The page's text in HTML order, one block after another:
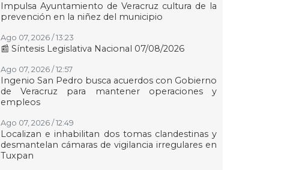
Impulsa Ayuntamiento de Veracruz cultura de la
prevención en la niñez del municipio
Ago 07, 2026 / 13:23
📰 Síntesis Legislativa Nacional 07/08/2026
Ago 07, 2026 / 12:57
Ingenio San Pedro busca acuerdos con Gobierno
de Veracruz para mantener operaciones y
empleos
Ago 07, 2026 / 12:49
Localizan e inhabilitan dos tomas clandestinas y
desmantelan cámaras de vigilancia irregulares en
Tuxpan